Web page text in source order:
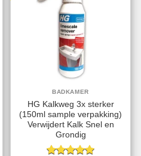
BADKAMER
HG Kalkweg 3x sterker
(150ml sample verpakking)
Verwijdert Kalk Snel en
Grondig